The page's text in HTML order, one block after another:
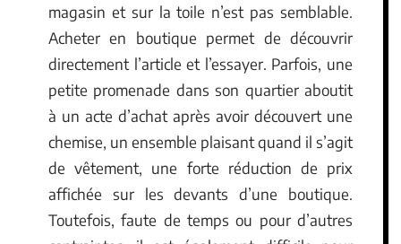
magasin et sur la toile n’est pas semblable.
Acheter en boutique permet de découvrir
directement l’article et l’essayer. Parfois, une
petite promenade dans son quartier aboutit
à un acte d’achat après avoir découvert une
chemise, un ensemble plaisant quand il s’agit
de vêtement, une forte réduction de prix
affichée sur les devants d’une boutique.
Toutefois, faute de temps ou pour d’autres